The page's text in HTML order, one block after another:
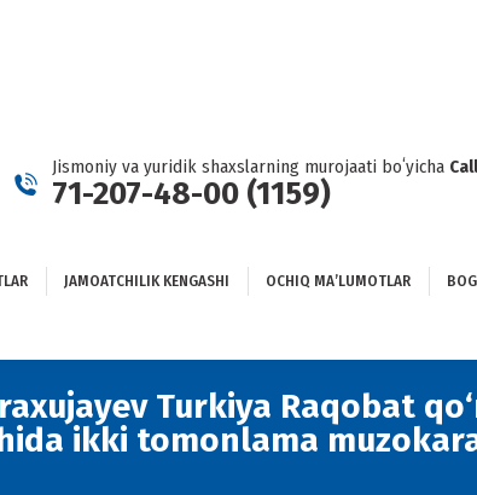
Jismoniy va yuridik shaxslarning murojaati boʻyicha
71-207-48-00 (1159)
JAMOATCHILIK KENGASHI OCHIQ MAʼLUMOTLAR
Turkiya Raqobat
ikki tomonlama